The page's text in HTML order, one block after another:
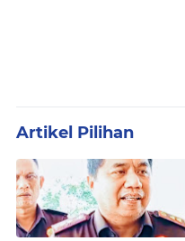
Artikel Pilihan